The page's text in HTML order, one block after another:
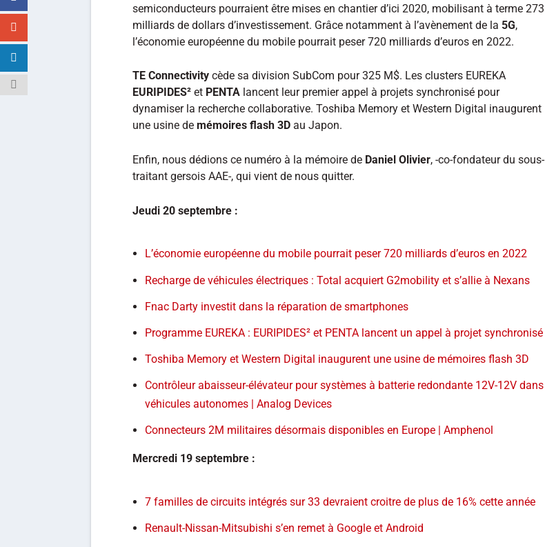
semiconducteurs pourraient être mises en chantier d’ici 2020, mobilisant à terme 273
milliards de dollars d’investissement. Grâce notamment à l’avènement de la 5G,
l’économie européenne du mobile pourrait peser 720 milliards d’euros en 2022.
TE Connectivity cède sa division SubCom pour 325 M$. Les clusters EUREKA
EURIPIDES² et PENTA lancent leur premier appel à projets synchronisé pour
dynamiser la recherche collaborative. Toshiba Memory et Western Digital inaugurent
une usine de mémoires flash 3D au Japon.
Enfin, nous dédions ce numéro à la mémoire de Daniel Olivier, -co-fondateur du sous-
traitant gersois AAE-, qui vient de nous quitter.
Jeudi 20 septembre :
L’économie européenne du mobile pourrait peser 720 milliards d’euros en 2022
Recharge de véhicules électriques : Total acquiert G2mobility et s’allie à Nexans
Fnac Darty investit dans la réparation de smartphones
Programme EUREKA : EURIPIDES² et PENTA lancent un appel à projet synchronisé
Toshiba Memory et Western Digital inaugurent une usine de mémoires flash 3D
Contrôleur abaisseur-élévateur pour systèmes à batterie redondante 12V-12V dans
véhicules autonomes | Analog Devices
Connecteurs 2M militaires désormais disponibles en Europe | Amphenol
Mercredi 19 septembre :
7 familles de circuits intégrés sur 33 devraient croitre de plus de 16% cette année
Renault-Nissan-Mitsubishi s’en remet à Google et Android